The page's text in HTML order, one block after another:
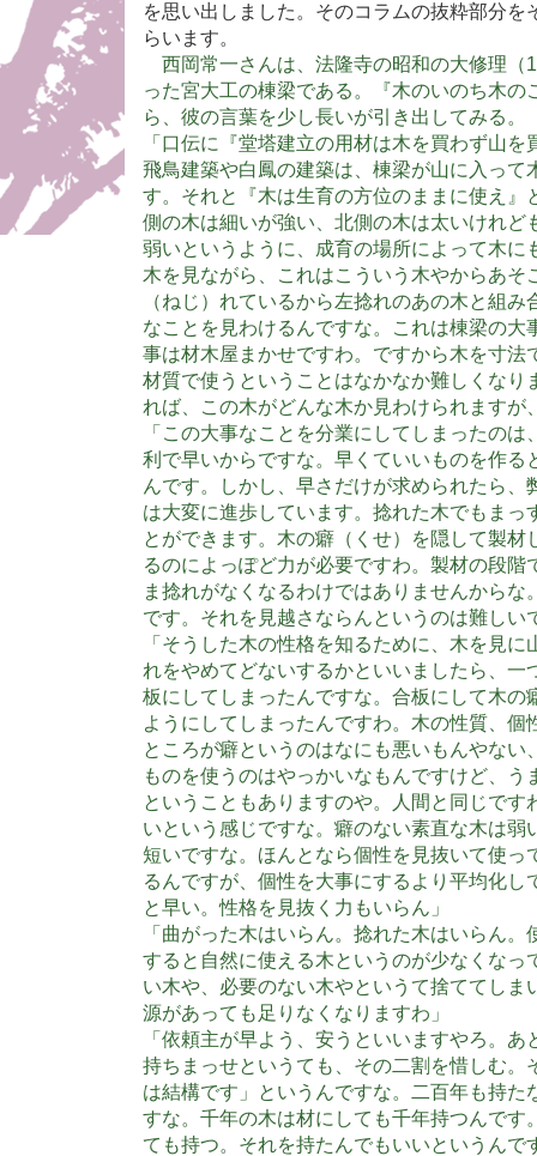
を思い出しました。そのコラムの抜粋部分を
らいます。
西岡常一さんは、法隆寺の昭和の大修理（
った宮大工の棟梁である。『木のいのち木の
ら、彼の言葉を少し長いが引き出してみる。
「口伝に『堂塔建立の用材は木を買わず山
飛鳥建築や白鳳の建築は、棟梁が山に入って
す。それと『木は生育の方位のままに使え』
側の木は細いが強い、北側の木は太いけれど
弱いというように、成育の場所によって木に
木を見ながら、これはこういう木やからあそ
（ねじ）れているから左捻れのあの木と組
なことを見わけるんですな。これは棟梁の大
事は材木屋まかせですわ。ですから木を寸法
材質で使うということはなかなか難しくなり
れば、この木がどんな木か見わけられますが
「この大事なことを分業にしてしまったの
利で早いからですな。早くていいものを作る
んです。しかし、早さだけが求められたら、
は大変に進歩しています。捻れた木でもまっ
とができます。木の癖（くせ）を隠して製材
るのによっぽど力が必要ですわ。製材の段階
ま捻れがなくなるわけではありませんからな
です。それを見越さならんというのは難しい
「そうした木の性格を知るために、木を見
れをやめてどないするかといいましたら、一
板にしてしまったんですな。合板にして木の
ようにしてしまったんですわ。木の性質、個
ところが癖というのはなにも悪いもんやない
ものを使うのはやっかいなもんですけど、う
ということもありますのや。人間と同じです
いという感じですな。癖のない素直な木は弱
短いですな。ほんとなら個性を見抜いて使っ
るんですが、個性を大事にするより平均化し
と早い。性格を見抜く力もいらん」
「曲がった木はいらん。捻れた木はいらん
すると自然に使える木というのが少なくなっ
い木や、必要のない木やというて捨ててしま
源があっても足りなくなりますわ」
「依頼主が早よう、安うといいますやろ。
持ちまっせというても、その二割を惜しむ。
は結構です」というんですな。二百年も持た
すな。千年の木は材にしても千年持つんです
ても持つ。それを持たんでもいいというんで